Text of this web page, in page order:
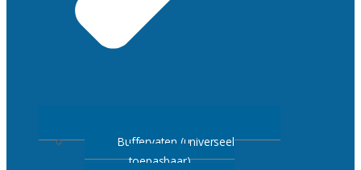
Buffervaten (universeel
toepasbaar)